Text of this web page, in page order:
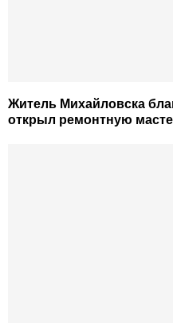
Житель Михайловска
открыл ремонтную